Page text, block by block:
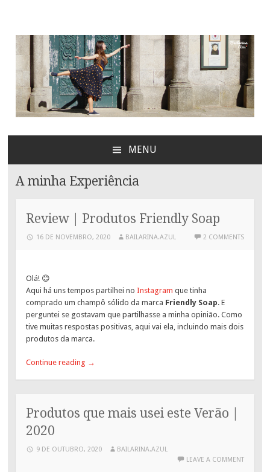
Bailarina Azul
MENU
CONTENT
A minha Experiência
Review | Produtos Friendly Soap
16 DE NOVEMBRO, 2020 BAILARINA.AZUL 2 COMMENTS
Olá! 😊
Aqui há uns tempos partilhei noInstagramque tinha
comprado um champô sólido da marca Friendly Soap. E
perguntei se gostavam que partilhasse a minha opinião. Como
tive muitas respostas positivas, aqui vai ela, incluindo mais dois
produtos da marca.
Continue reading →
Produtos que mais usei este Verão |
2020
9 DE OUTUBRO, 2020
BAILARINA.AZUL
LEAVE A COMMENT